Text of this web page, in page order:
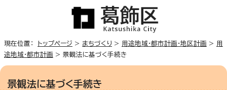
現在位置： トップページ > まちづくり > 用途地域・都市計画・地区計画 > 用
途地域・都市計画 > 景観法に基づく手続き
景観法に基づく手続き